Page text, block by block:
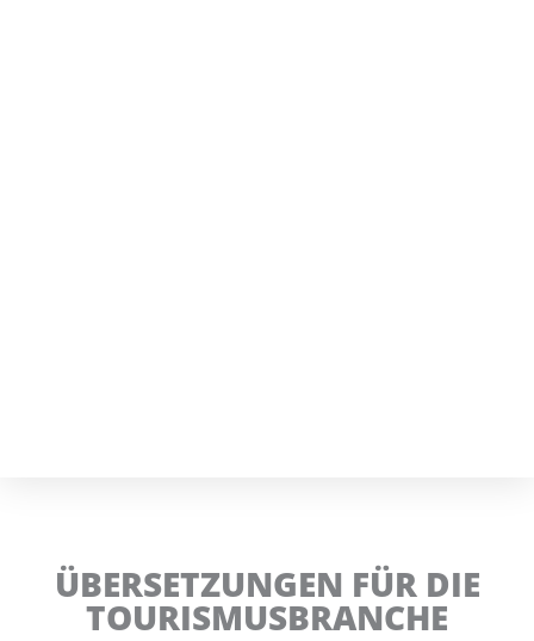
ÜBERSETZUNGEN FÜR DIE
TOURISMUSBRANCHE